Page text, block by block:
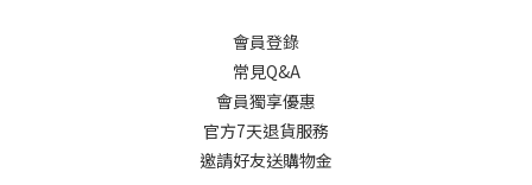
會員登錄
常見Q&A
會員獨享優惠
官方7天退貨服務
邀請好友送購物金